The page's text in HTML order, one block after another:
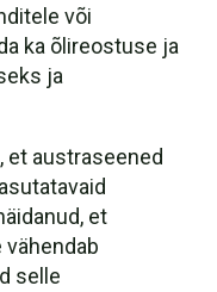
või
ka õlireostuse ja
ja
et austraseened
et
selle